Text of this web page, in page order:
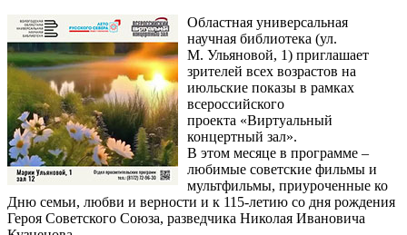
Областная универсальная
научная библиотека (ул.
М. Ульяновой, 1) приглашает
зрителей всех возрастов на
июльские показы в рамках
всероссийского
проекта «Виртуальный
концертный зал».
В этом месяце в программе –
любимые советские фильмы и
мультфильмы, приуроченные ко
Дню семьи, любви и верности и к 115-летию со дня рождения
Героя Советского Союза, разведчика Николая Ивановича